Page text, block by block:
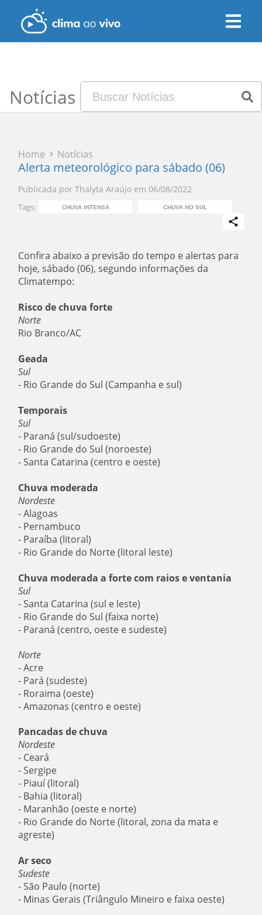
Notícias
Home Notícias
Alerta meteorológico para sábado (06)
Publicada por Thalyta Araújo em 06/08/2022
Tags: CHUVA INTENSA CHUVA NO SUL
Confira abaixo a previsão do tempo e alertas para
hoje, sábado (06), segundo informações da
Climatempo:
Risco de chuva forte
Norte
Rio Branco/AC
Geada
Sul
- Rio Grande do Sul (Campanha e sul)
Temporais
Sul
- Paraná (sul/sudoeste)
- Rio Grande do Sul (noroeste)
- Santa Catarina (centro e oeste)
Chuva moderada
Nordeste
- Alagoas
- Pernambuco
- Paraíba (litoral)
- Rio Grande do Norte (litoral leste)
Chuva moderada a forte com raios e ventania
Sul
- Santa Catarina (sul e leste)
- Rio Grande do Sul (faixa norte)
- Paraná (centro, oeste e sudeste)
Norte
- Acre
- Pará (sudeste)
- Roraima (oeste)
- Amazonas (centro e oeste)
Pancadas de chuva
Nordeste
- Ceará
- Sergipe
- Piauí (litoral)
- Bahia (litoral)
- Maranhão (oeste e norte)
- Rio Grande do Norte (litoral, zona da mata e
agreste)
Ar seco
Sudeste
- São Paulo (norte)
- Minas Gerais (Triângulo Mineiro e faixa oeste)